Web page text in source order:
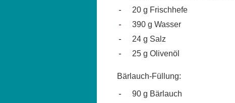
20 g Frischhefe
390 g Wasser
24 g Salz
25 g Olivenöl
Bärlauch-Füllung:
90 g Bärlauch